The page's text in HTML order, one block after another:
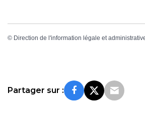
© Direction de l'information légale et
Partager sur :